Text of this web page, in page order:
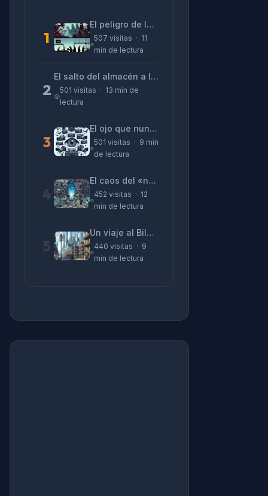
1
El peligro de las «alucinaciones» y el CV prefabricado
507 visitas · 11
min de lectura
2
El salto del almacén a la terminal: La realidad de reinventarse en tecnología
501 visitas · 13 min de
lectura
3
El ojo que nunca parpadea: lo que nos cuentan las cámaras de Lizeth Marzano
501 visitas · 9 min
de lectura
El caos del «no funciona nada» y la realidad tras la pantalla
452 visitas · 12
min de lectura
Un viaje al Bilbao de 2026 con sabor a 1895
440 visitas · 9
min de lectura